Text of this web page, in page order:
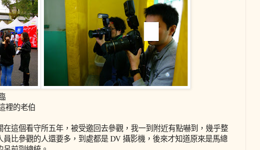
裡的老伯
這個看守所五年，被受邀回去參觀，我一到附近有點嚇到，幾乎整
比參觀的人還要多，到處都是 DV 攝影機，後來才知道原來是馬總